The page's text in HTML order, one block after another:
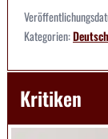
Kategorien:
Kritiken